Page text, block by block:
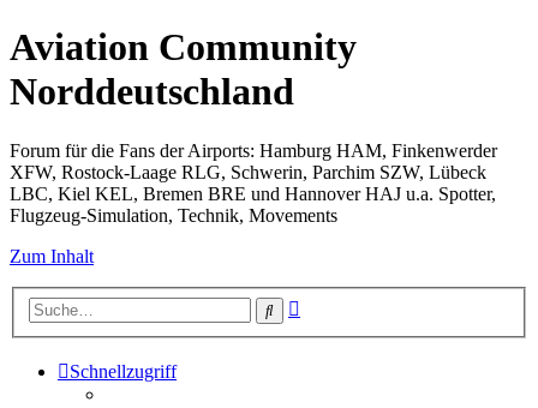
Aviation Community
Norddeutschland
Forum für die Fans der Airports: Hamburg HAM, Finkenwerder
XFW, Rostock-Laage RLG, Schwerin, Parchim SZW, Lübeck
LBC, Kiel KEL, Bremen BRE und Hannover HAJ u.a. Spotter,
Flugzeug-Simulation, Technik, Movements
Zum Inhalt
Suche
Schnellzugriff